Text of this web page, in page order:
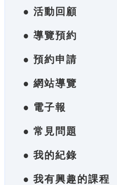
● 活動回顧
● 導覽預約
● 預約申請
● 網站導覽
● 電子報
● 常見問題
● 我的紀錄
● 我有興趣的課程